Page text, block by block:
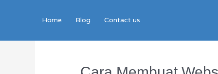
Home Blog Contact us